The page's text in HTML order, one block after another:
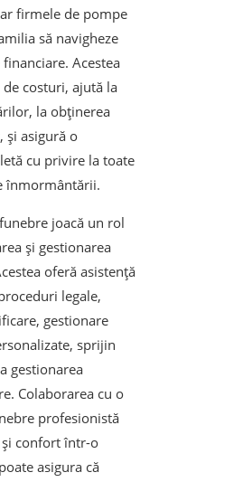
firmele de pompe
să navigheze
Acestea
costuri, ajută la
la obținerea
și asigură o
cu privire la toate
înmormântării.
joacă un rol
și gestionarea
oferă asistență
legale,
gestionare
sprijin
gestionarea
Colaborarea cu o
profesionistă
confort într-o
asigura că